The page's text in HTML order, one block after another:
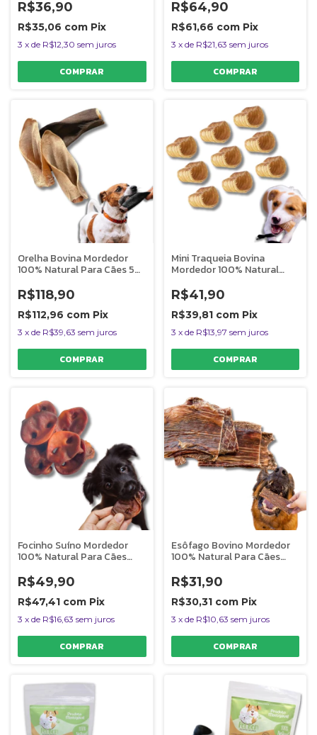
R$36,90
R$35,06 com Pix
3 x de R$12,30 sem juros
R$64,90
R$61,66 com Pix
3 x de R$21,63 sem juros
Orelha Bovina Mordedor
100% Natural Para Cães 5
R$118,90
R$112,96 com Pix
3 x de R$39,63 sem juros
Mini Traqueia Bovina
Mordedor 100% Natural
Mato
R$41,90
R$39,81 com Pix
3 x de R$13,97 sem juros
Focinho Suíno Mordedor
100% Natural Para Cães
R$49,90
R$47,41 com Pix
3 x de R$16,63 sem juros
Esôfago Bovino Mordedor
100% Natural Para Cães
R$31,90
R$30,31 com Pix
3 x de R$10,63 sem juros